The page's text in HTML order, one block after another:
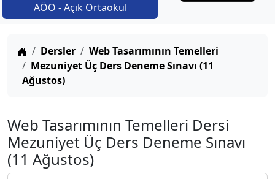
AÖO - Açık Ortaokul
Anasayfa
Dersler
Web Tasarımının Temelleri
Mezuniyet Üç Ders Deneme Sınavı (11
Ağustos)
Web Tasarımının Temelleri Dersi
Mezuniyet Üç Ders Deneme Sınavı
(11 Ağustos)